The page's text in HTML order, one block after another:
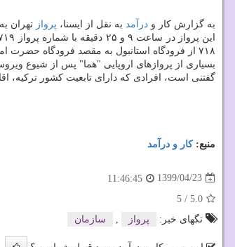
به گزارش کار و درآمد به نقل از ایسنا، پرواز تهران
۷۱۸ از فرودگاه استانبول به مقصد فرودگاه حضرت امام خمینی(ره) صورت خواهد گرفت.
بسیاری از پروازهای اروپایی "هما" پس از شیوع ویروس کووید ۱۹ متوقف شده است و الان "هما" با دریافت مجوزهای لازم به فرودگاه های لندن، منچستر، پاریس
گفتنی است، افرادی که دارای تابعیت کشور ترکیه،
منبع:كار و درآمد
1399/04/23
11:46:45
5.0
/
5
تگهای خبر:
پرواز , سازمان